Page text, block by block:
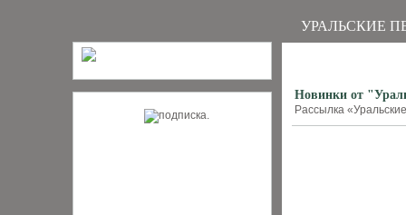
УРАЛЬСКИЕ
Новинки от
Рассылка